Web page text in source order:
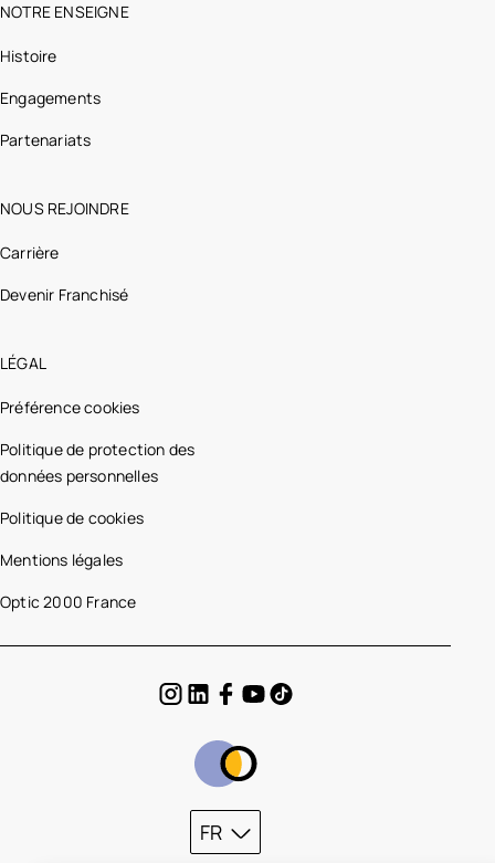
NOTRE ENSEIGNE
Histoire
Engagements
Partenariats
NOUS REJOINDRE
Carrière
Devenir Franchisé
LÉGAL
Préférence cookies
Politique de protection des
données personnelles
Politique de cookies
Mentions légales
Optic 2000 France
FR